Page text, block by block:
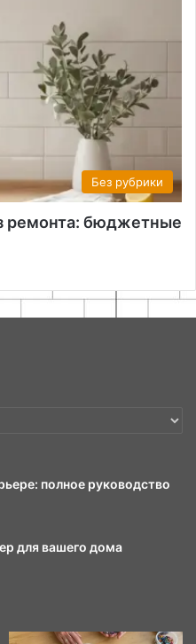
Без рубрики
ремонта: бюджетные
полное руководство
для вашего дома